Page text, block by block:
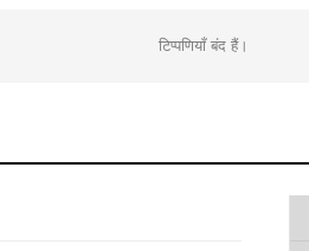
टिप्पणियाँ बंद हैं।